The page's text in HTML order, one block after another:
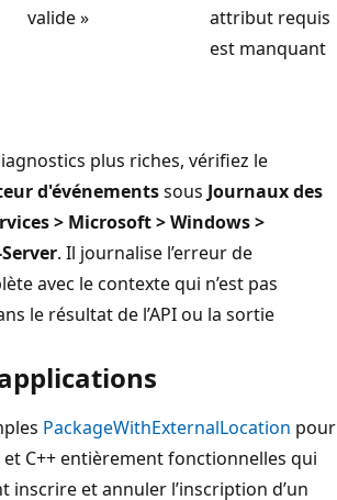
valide »
attribut requis
est manquant
plus riches, vérifiez le
d'événementssous Journaux des
> Microsoft > Windows >
. Il journalise l’erreur de
avec le contexte qui n’est pas
le résultat de l’API ou la sortie
PackageWithExternalLocation pour
C++ entièrement fonctionnelles qui
et annuler l’inscription d’un